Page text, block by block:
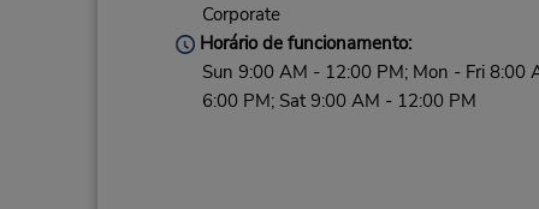
Corporate
Horário de funcionamento:
Sun 9:00 AM - 12:00 PM; Mon - Fri 8:00
6:00 PM; Sat 9:00 AM - 12:00 PM